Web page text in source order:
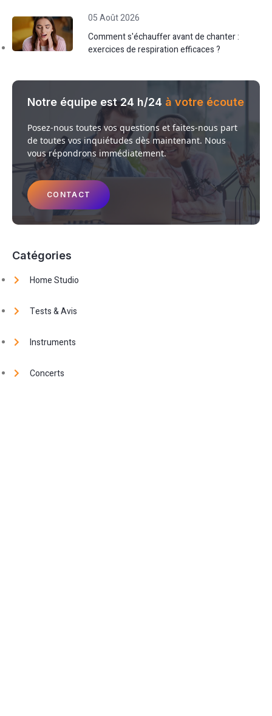
05 Août 2026
Comment s'échauffer avant de chanter :
exercices de respiration efficaces ?
Notre équipe est 24 h/24 à votre écoute
Posez-nous toutes vos questions et faites-nous part
de toutes vos inquiétudes dès maintenant. Nous
vous répondrons immédiatement.
CONTACT
Catégories
Home Studio
Tests & Avis
Instruments
Concerts